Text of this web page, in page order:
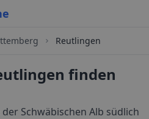
Reutlingen
finden
Schwäbischen Alb südlich